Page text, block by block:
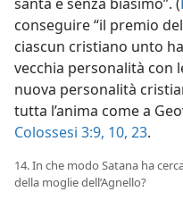
conseguire “il premio
ciascun cristiano unto
vecchia personalità con
nuova personalità
tutta l’anima come a
Colossesi 3:9, 10, 23.
14. In che modo Satana ha
della moglie dell’Agnello?